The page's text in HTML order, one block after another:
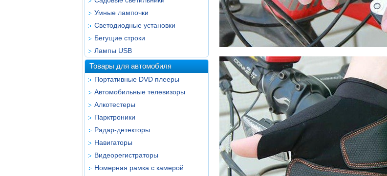
Умные лампочки
Светодиодные установки
Бегущие строки
Лампы USB
Товары для автомобиля
Портативные DVD плееры
Автомобильные телевизоры
Алкотестеры
Парктроники
Радар-детекторы
Навигаторы
Видеорегистраторы
Номерная рамка с камерой